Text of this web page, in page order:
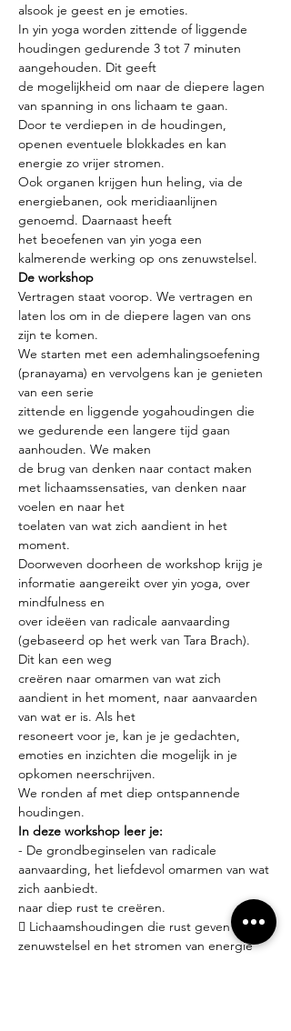
alsook je geest en je emoties.
In yin yoga worden zittende of liggende
houdingen gedurende 3 tot 7 minuten
aangehouden. Dit geeft
de mogelijkheid om naar de diepere lagen
van spanning in ons lichaam te gaan.
Door te verdiepen in de houdingen,
openen eventuele blokkades en kan
energie zo vrijer stromen.
Ook organen krijgen hun heling, via de
energiebanen, ook meridiaanlijnen
genoemd. Daarnaast heeft
het beoefenen van yin yoga een
kalmerende werking op ons zenuwstelsel.
De workshop
Vertragen staat voorop. We vertragen en
laten los om in de diepere lagen van ons
zijn te komen.
We starten met een ademhalingsoefening
(pranayama) en vervolgens kan je genieten
van een serie
zittende en liggende yogahoudingen die
we gedurende een langere tijd gaan
aanhouden. We maken
de brug van denken naar contact maken
met lichaamssensaties, van denken naar
voelen en naar het
toelaten van wat zich aandient in het
moment.
Doorweven doorheen de workshop krijg je
informatie aangereikt over yin yoga, over
mindfulness en
over ideëen van radicale aanvaarding
(gebaseerd op het werk van Tara Brach).
Dit kan een weg
creëren naar omarmen van wat zich
aandient in het moment, naar aanvaarden
van wat er is. Als het
resoneert voor je, kan je je gedachten,
emoties en inzichten die mogelijk in je
opkomen neerschrijven.
We ronden af met diep ontspannende
houdingen.
In deze workshop leer je:
- De grondbeginselen van radicale
aanvaarding, het liefdevol omarmen van wat
zich aanbiedt.
naar diep rust te creëren.
 Lichaamshoudingen die rust geven aan je
zenuwstelsel en het stromen van energie